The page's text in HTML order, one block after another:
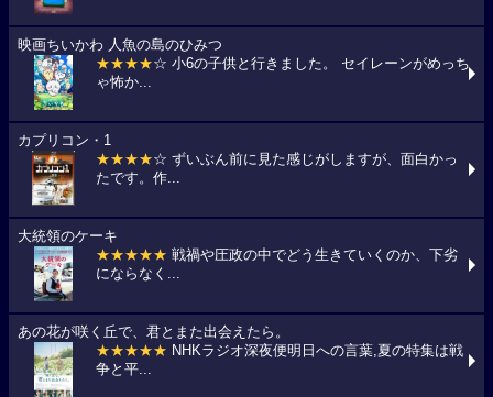
映画ちいかわ 人魚の島のひみつ
★★★★☆ 小6の子供と行きました。 セイレーンがめっち
ゃ怖か...
カプリコン・1
★★★★☆ ずいぶん前に見た感じがしますが、面白かっ
たです。作...
大統領のケーキ
★★★★★ 戦禍や圧政の中でどう生きていくのか、下劣
にならなく...
あの花が咲く丘で、君とまた出会えたら。
★★★★★ NHKラジオ深夜便明日への言葉,夏の特集は戦
争と平...